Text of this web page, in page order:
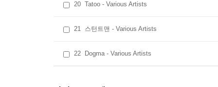
20 Tatoo - Various Artists
21 스턴트맨 - Various Artists
22 Dogma - Various Artists